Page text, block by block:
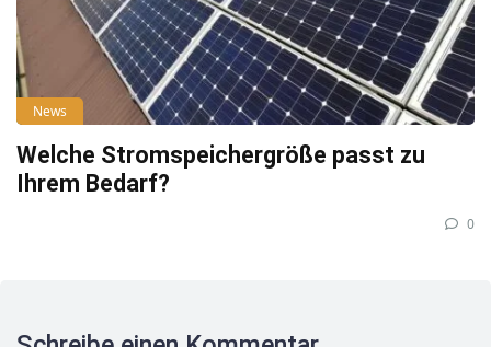
News
Welche Stromspeichergröße passt zu
Ihrem Bedarf?
0